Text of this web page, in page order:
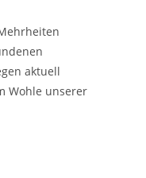
aktuell
Wohle unserer